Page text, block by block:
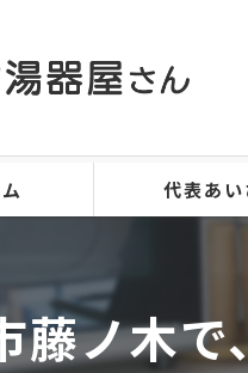
代表あい
藤ノ木で